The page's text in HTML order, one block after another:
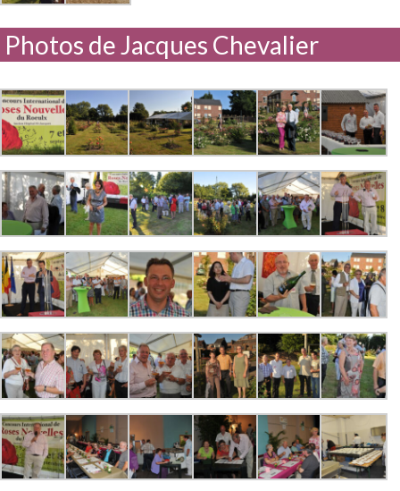
Photos de Jacques Chevalier